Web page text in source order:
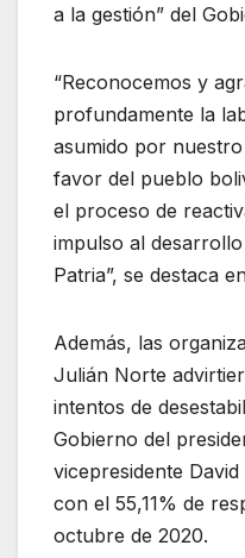
a la gestión” del
“Reconocemos y
profundamente la
asumido por
favor del pueblo
el proceso de
impulso al
Patria”, se destaca
Además, las
Julián Norte
intentos de
Gobierno del
vicepresidente
con el 55,11% de
octubre de 2020.